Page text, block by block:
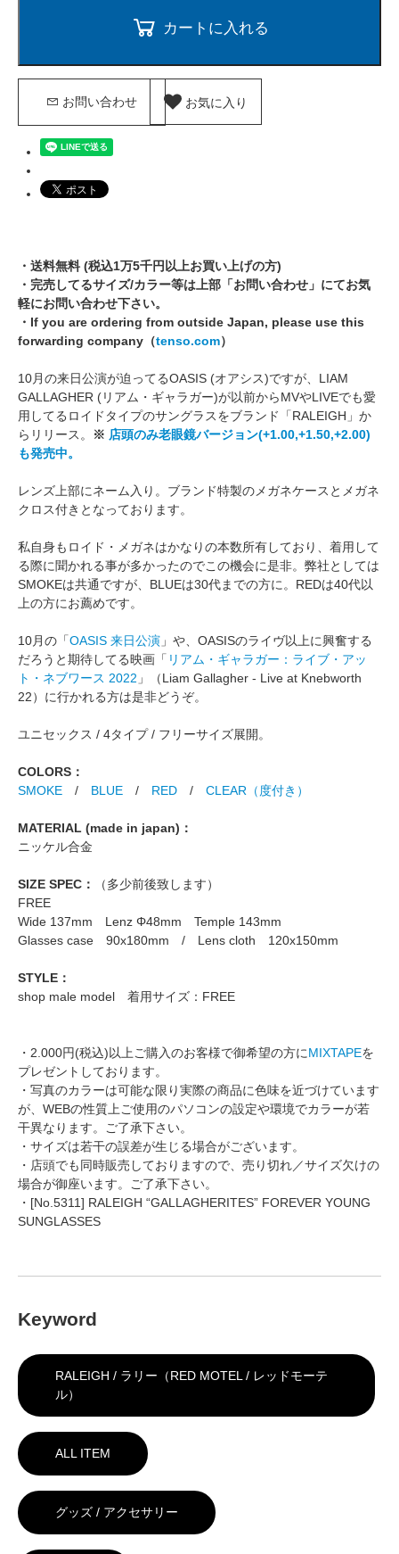
カートに入れる
お問い合わせ お気に入り
・送料無料 (税込1万5千円以上お買い上げの方)
・完売してるサイズ/カラー等は上部「お問い合わせ」にてお気
軽にお問い合わせ下さい。
・If you are ordering from outside Japan, please use this
forwarding company（tenso.com）
10月の来日公演が迫ってるOASIS (オアシス)ですが、LIAM
GALLAGHER (リアム・ギャラガー)が以前からMVやLIVEでも愛
用してるロイドタイプのサングラスをブランド「RALEIGH」か
らリリース。
※ 店頭のみ老眼鏡バージョン(+1.00,+1.50,+2.00)
も発売中。
レンズ上部にネーム入り。ブランド特製のメガネケースとメガネ
クロス付きとなっております。
私自身もロイド・メガネはかなりの本数所有しており、着用して
る際に聞かれる事が多かったのでこの機会に是非。弊社としては
SMOKEは共通ですが、BLUEは30代までの方に。REDは40代以
上の方にお薦めです。
10月の「OASIS 来日公演 」や、OASISのライヴ以上に興奮する
だろうと期待してる映画「 リアム・ギャラガー：ライブ・アッ
ト・ネブワース 2022 」（Liam Gallagher - Live at Knebworth
22）に行かれる方は是非どうぞ。
ユニセックス / 4タイプ / フリーサイズ展開。
COLORS：
SMOKE / BLUE / RED / CLEAR（度付き）
MATERIAL (made in japan)：
ニッケル合金
SIZE SPEC：
（多少前後致します）
FREE
Wide 137mm Lenz Φ48mm Temple 143mm
Glasses case 90x180mm / Lens cloth 120x150mm
STYLE：
shop male model 着用サイズ：FREE
・2.000円(税込)以上ご購入のお客様で御希望の方にMIXTAPEを
プレゼントしております。
・写真のカラーは可能な限り実際の商品に色味を近づけています
が、WEBの性質上ご使用のパソコンの設定や環境でカラーが若
干異なります。ご了承下さい。
・サイズは若干の誤差が生じる場合がございます。
・店頭でも同時販売しておりますので、売り切れ／サイズ欠けの
場合が御座います。ご了承下さい。
・[No.5311] RALEIGH “GALLAGHERITES” FOREVER YOUNG
SUNGLASSES
Keyword
RALEIGH / ラリー（RED MOTEL / レッドモーテ
ル）
ALL ITEM
グッズ / アクセサリー